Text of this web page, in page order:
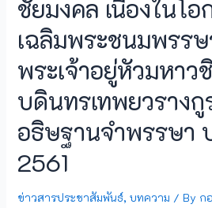
ชัยมงคล เนื่องในโ
เฉลิมพระชนมพรรษ
พระเจ้าอยู่หัวมหาว
บดินทรเทพยวรางกู
อธิษฐานจำพรรษา
2561
ข่าวสารประชาสัมพันธ์, บทความ / By ก